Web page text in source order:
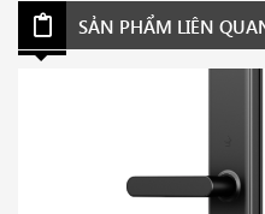
SẢN PHẨM LIÊN